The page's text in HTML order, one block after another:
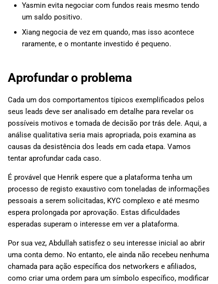
Yasmin evita negociar com fundos reais mesmo tendo
um saldo positivo.
Xiang negocia de vez em quando, mas isso acontece
raramente, e o montante investido é pequeno.
Aprofundar o problema
Cada um dos comportamentos típicos exemplificados pelos
seus leads deve ser analisado em detalhe para revelar os
possíveis motivos e tomada de decisão por trás dele. Aqui, a
análise qualitativa seria mais apropriada, pois examina as
causas da desistência dos leads em cada etapa. Vamos
tentar aprofundar cada caso.
É provável que Henrik espere que a plataforma tenha um
processo de registo exaustivo com toneladas de informações
pessoais a serem solicitadas, KYC complexo e até mesmo
espera prolongada por aprovação. Estas dificuldades
esperadas superam o interesse em ver a plataforma.
Por sua vez, Abdullah satisfez o seu interesse inicial ao abrir
uma conta demo. No entanto, ele ainda não recebeu nenhuma
chamada para ação específica dos networkers e afiliados,
como criar uma ordem para um símbolo específico, modificar